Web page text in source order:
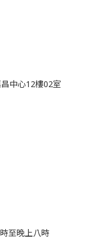
中心12樓02室
至晚上八時